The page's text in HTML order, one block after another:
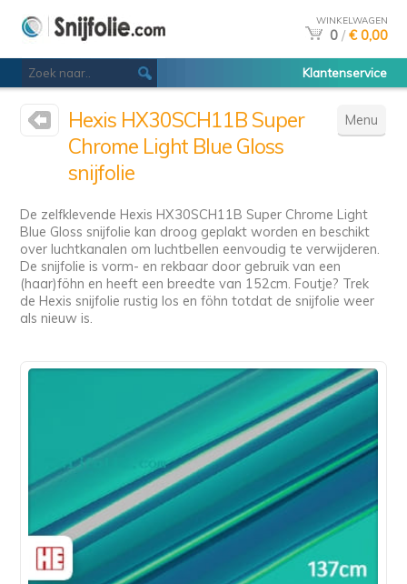
WINKELWAGEN
0 / € 0,00
Klantenservice
Menu
Hexis HX30SCH11B Super
Chrome Light Blue Gloss
snijfolie
De zelfklevende Hexis HX30SCH11B Super Chrome Light
Blue Gloss snijfolie kan droog geplakt worden en beschikt
over luchtkanalen om luchtbellen eenvoudig te verwijderen.
De snijfolie is vorm- en rekbaar door gebruik van een
(haar)föhn en heeft een breedte van 152cm. Foutje? Trek
de Hexis snijfolie rustig los en föhn totdat de snijfolie weer
als nieuw is.